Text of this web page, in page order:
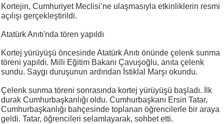
Kortejin, Cumhuriyet Meclisi’ne ulaşmasıyla etkinliklerin resmi
açılışı gerçekleştirildi.
Atatürk Anıtı'nda tören yapıldı
Kortej yürüyüşü öncesinde Atatürk Anıtı önünde çelenk sunma
töreni yapıldı. Milli Eğitim Bakanı Çavuşoğlu, anıta çelenk
sundu. Saygı duruşunun ardından İstiklal Marşı okundu.
Çelenk sunma töreni sonrasında kortej yürüyüşü başladı. İlk
durak Cumhurbaşkanlığı oldu. Cumhurbaşkanı Ersin Tatar,
Cumhurbaşkanlığı bahçesinde toplanan öğrencilerle bir araya
geldi. Tatar, öğrencileri selamlayarak, sohbet etti.